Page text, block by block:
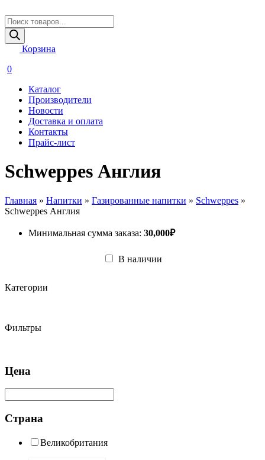
Поиск
товаров
Корзина
0
Каталог
Производители
Новости
Доставка и оплата
Контакты
Прайс-лист
Schweppes Англия
Главная » Напитки » Газированные напитки » Schweppes »
Schweppes Англия
Минимальная сумма заказа: 30,000₽
В наличии
Категории
Фильтры
Цена
Страна
Великобритания